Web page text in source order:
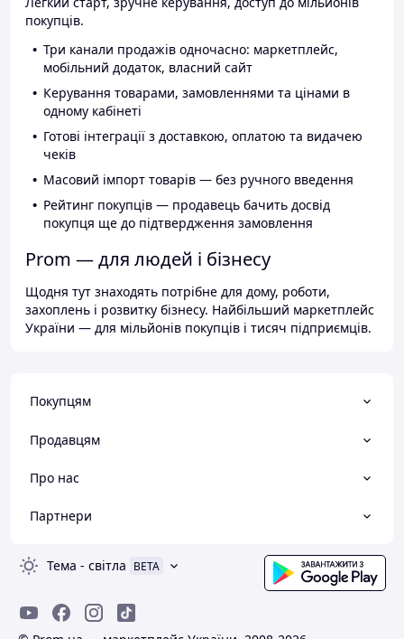
покупців.
Три канали продажів одночасно: маркетплейс,
мобільний додаток, власний сайт
Керування товарами, замовленнями та цінами в
одному кабінеті
Готові інтеграції з доставкою, оплатою та видачею
чеків
Масовий імпорт товарів — без ручного введення
Рейтинг покупців — продавець бачить досвід
покупця ще до підтвердження замовлення
Prom — для людей і бізнесу
Щодня тут знаходять потрібне для дому, роботи,
захоплень і розвитку бізнесу. Найбільший маркетплейс
України — для мільйонів покупців і тисяч підприємців.
Покупцям
Продавцям
Про нас
Партнери
Тема - світла BETA